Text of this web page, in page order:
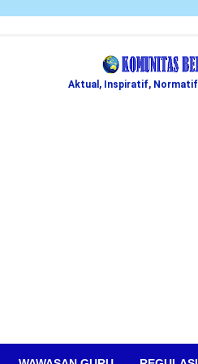
Aktual, Inspiratif,